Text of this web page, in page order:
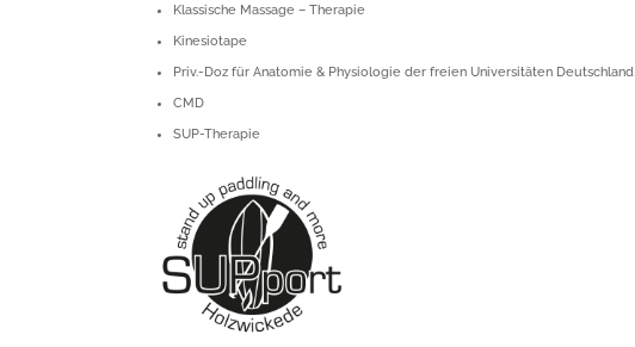
Klassische Massage – Therapie
Kinesiotape
Priv.-Doz für Anatomie & Physiologie der freien Universitäten Deutschland
CMD
SUP-Therapie